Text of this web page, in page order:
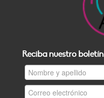
Reciba nuestro boletín